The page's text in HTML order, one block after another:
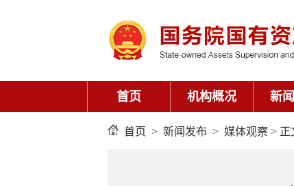
首页 机构概况 新
首页 > 新闻发布 > 媒体观察 > 正